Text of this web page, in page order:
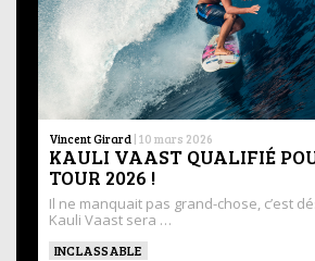
Vincent Girard | 10 mars 2026
KAULI VAAST QUALIFIÉ
TOUR 2026 !
Il ne manquait pas grand-chose, c’est
Kauli Vaast sera …
INCLASSABLE